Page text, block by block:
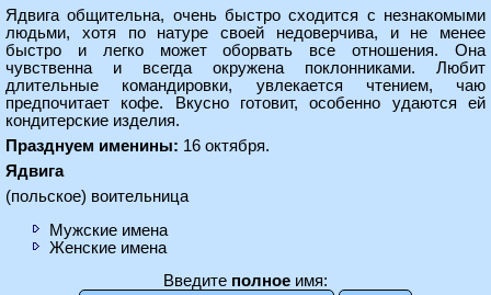
Ядвига общительна, очень быстро сходится с незнакомыми
людьми, хотя по натуре своей недоверчива, и не менее
быстро и легко может оборвать все отношения. Она
чувственна и всегда окружена поклонниками. Любит
длительные командировки, увлекается чтением, чаю
предпочитает кофе. Вкусно готовит, особенно удаются ей
кондитерские изделия.
Празднуем именины: 16 октября.
Ядвига
(польское) воительница
Мужские имена
Женские имена
Введите полное имя: